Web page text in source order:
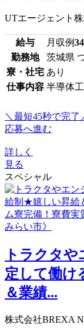
UTエージェント
給与 月収例
勤務地
茨城県
寮・社宅 あり
仕事内容 半導体
＼最短45秒で完了
応募へ進む
詳しく
見る
スペシャル
トラクタ
定して働け
＆業績...
株式会社BREXA